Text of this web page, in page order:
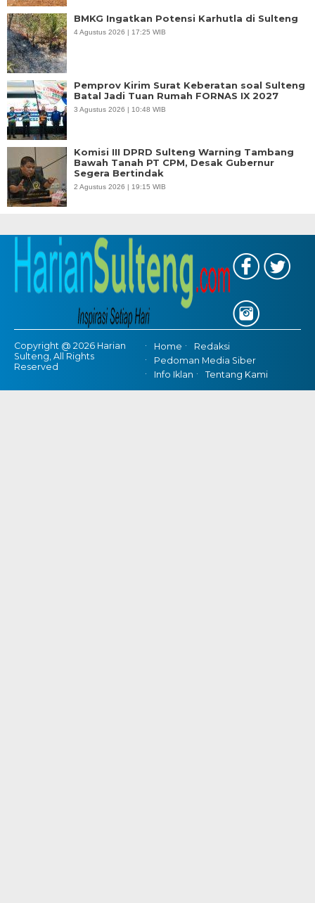
BMKG Ingatkan Potensi Karhutla di Sulteng
4 Agustus 2026 | 17:25 WIB
Pemprov Kirim Surat Keberatan soal Sulteng
Batal Jadi Tuan Rumah FORNAS IX 2027
3 Agustus 2026 | 10:48 WIB
Komisi III DPRD Sulteng Warning Tambang
Bawah Tanah PT CPM, Desak Gubernur
Segera Bertindak
2 Agustus 2026 | 19:15 WIB
Copyright @ 2026 Harian
Sulteng, All Rights
Reserved
Home
Redaksi
Pedoman Media Siber
Info Iklan
Tentang Kami